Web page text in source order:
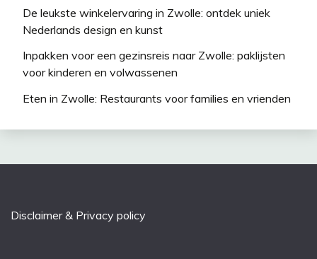
De leukste winkelervaring in Zwolle: ontdek uniek
Nederlands design en kunst
Inpakken voor een gezinsreis naar Zwolle: paklijsten
voor kinderen en volwassenen
Eten in Zwolle: Restaurants voor families en vrienden
Disclaimer & Privacy policy